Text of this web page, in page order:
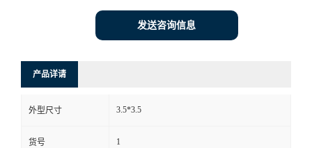
发送咨询信息
产品详请
外型尺寸 3.5*3.5
货号 1